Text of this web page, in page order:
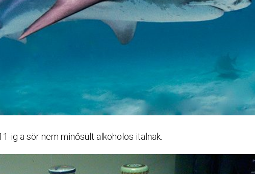
ig a sör nem minősült alkoholos italnak.